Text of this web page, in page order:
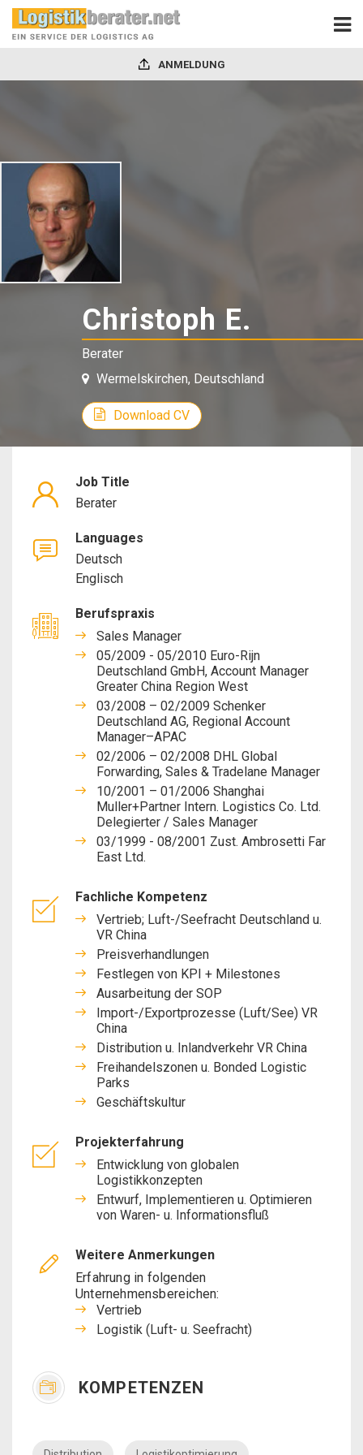
ANMELDUNG
Christoph E.
Berater
Wermelskirchen, Deutschland
Download CV
Job Title
Berater
Languages
Deutsch
Englisch
Berufspraxis
Sales Manager
05/2009 - 05/2010 Euro-Rijn
Deutschland GmbH, Account Manager
Greater China Region West
03/2008 – 02/2009 Schenker
Deutschland AG, Regional Account
Manager–APAC
02/2006 – 02/2008 DHL Global
Forwarding, Sales & Tradelane Manager
10/2001 – 01/2006 Shanghai
Muller+Partner Intern. Logistics Co. Ltd.
Delegierter / Sales Manager
03/1999 - 08/2001 Zust. Ambrosetti Far
East Ltd.
Fachliche Kompetenz
Vertrieb; Luft-/Seefracht Deutschland u.
VR China
Preisverhandlungen
Festlegen von KPI + Milestones
Ausarbeitung der SOP
Import-/Exportprozesse (Luft/See) VR
China
Distribution u. Inlandverkehr VR China
Freihandelszonen u. Bonded Logistic
Parks
Geschäftskultur
Projekterfahrung
Entwicklung von globalen
Logistikkonzepten
Entwurf, Implementieren u. Optimieren
von Waren- u. Informationsfluß
Weitere Anmerkungen
Erfahrung in folgenden
Unternehmensbereichen:
Vertrieb
Logistik (Luft- u. Seefracht)
KOMPETENZEN